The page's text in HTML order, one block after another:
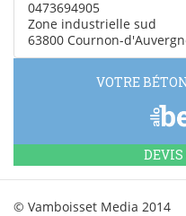
0473694905
Zone industrielle sud
63800 Cournon-
VOTRE
© Vamboisset Media 2014